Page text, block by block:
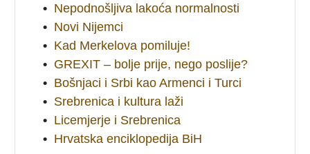
• Nepodnošljiva lakoća normalnosti
• Novi Nijemci
• Kad Merkelova pomiluje!
• GREXIT – bolje prije, nego poslije?
• Bošnjaci i Srbi kao Armenci i Turci
• Srebrenica i kultura laži
• Licemjerje i Srebrenica
• Hrvatska enciklopedija BiH